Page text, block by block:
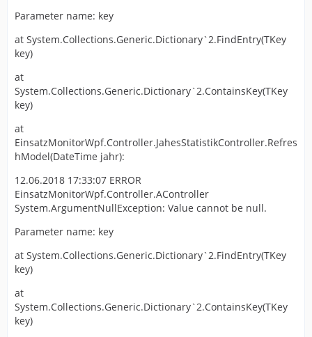
Parameter name: key
at System.Collections.Generic.Dictionary`2.FindEntry(TKey
key)
at
System.Collections.Generic.Dictionary`2.ContainsKey(TKey
key)
at
EinsatzMonitorWpf.Controller.JahesStatistikController.Refres
hModel(DateTime jahr):
12.06.2018 17:33:07 ERROR
EinsatzMonitorWpf.Controller.AController
System.ArgumentNullException: Value cannot be null.
Parameter name: key
at System.Collections.Generic.Dictionary`2.FindEntry(TKey
key)
at
System.Collections.Generic.Dictionary`2.ContainsKey(TKey
key)